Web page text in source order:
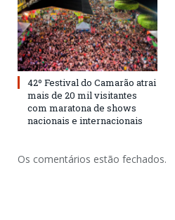
42º Festival do Camarão atrai
mais de 20 mil visitantes
com maratona de shows
nacionais e internacionais
Os comentários estão fechados.